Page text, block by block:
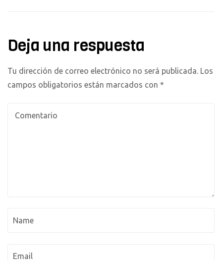
Deja una respuesta
Tu dirección de correo electrónico no será publicada. Los
campos obligatorios están marcados con *